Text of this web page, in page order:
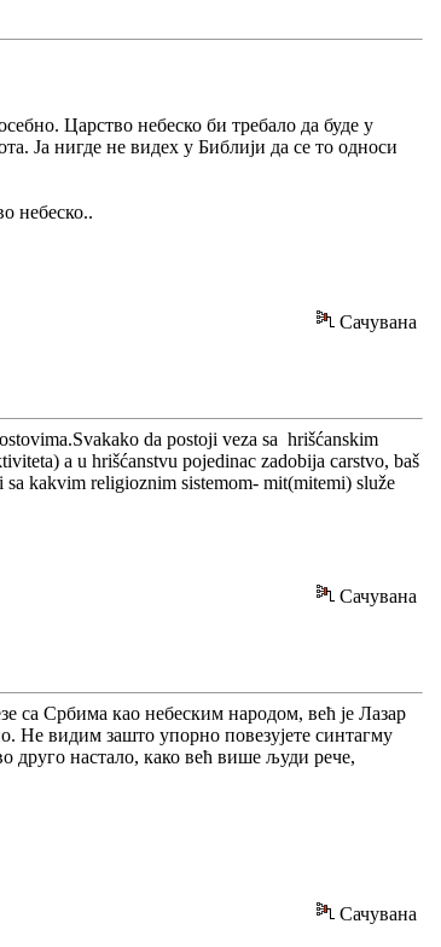
Царство небеско би требало да буде у
Ја нигде не видех у Библији да се то односи
небеско..
Сачувана
da postoji veza sa hrišćanskim
a u hrišćanstvu pojedinac zadobija carstvo, baš
kakvim religioznim sistemom- mit(mitemi) služe
Сачувана
са Србима као небеским народом, већ је Лазар
Не видим зашто упорно повезујете синтагму
друго настало, како већ више људи рече,
Сачувана